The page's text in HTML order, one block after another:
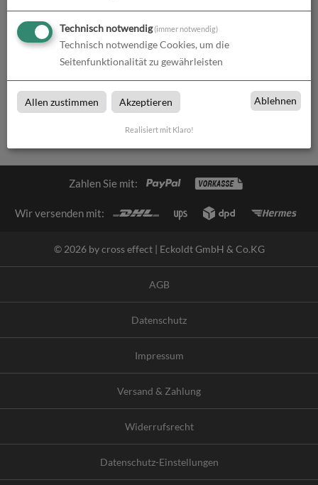
zum Artikel
Hängesysteme
Zahlen Sie mit:
Wir versenden mit:
© 2026 by cross effect | Eckoldt GmbH & Co.KG
AGB
Datenschutz
Impressum
Versand & Zahlung
Widerrufsrecht
Datenschutz-Einstellungen
Technisch notwendig(immer notwendig)
Technisch notwendige Cookies, um die
Seitenfunktionalität zu gewährleisten
Allen zustimmen Akzeptieren Ablehnen
Realisiert mit Klaro!